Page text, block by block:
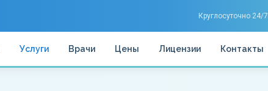
Круглосуточно 24/7
Услуги Врачи Цены Лицензии Контакты